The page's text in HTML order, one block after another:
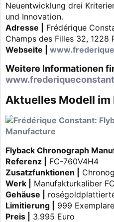
Neuentwicklung drei
und Innovation.
Adresse |
Frédérique
Champs des Filles 32, 1228
Webseite |
Weitere Informationen
Aktuelles Modell im
Flyback Chronograph
Referenz |
FC-760V4H4
Zusatzfunktionen |
Werk |
Manufakturkaliber
Gehäuse |
Limitierung |
999 Exemplare
Preis |
3.995 Euro